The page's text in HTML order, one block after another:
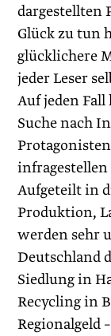
dargestellten
Glück zu tun
glücklichere
jeder Leser
Auf jeden
Suche nach
Aufgeteilt in
Produktion,
werden sehr
Deutschland
Siedlung in
Recycling in
Regionalgeld